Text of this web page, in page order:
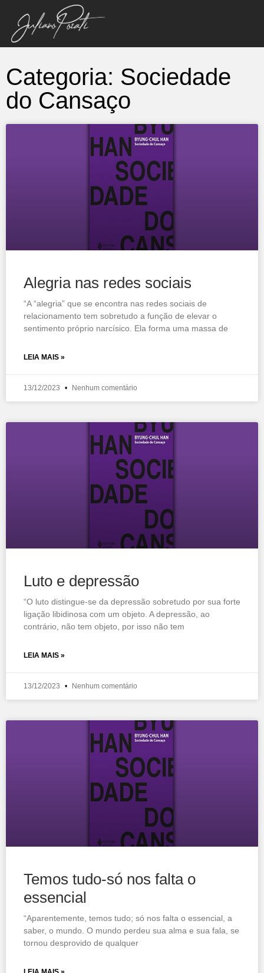
Categoria: Sociedade
do Cansaço
Alegria nas redes sociais
“A “alegria” que se encontra nas redes sociais de
relacionamento tem sobretudo a função de elevar o
sentimento próprio narcísico. Ela forma uma massa de
LEIA MAIS »
13/12/2023 Nenhum comentário
Luto e depressão
“O luto distingue-se da depressão sobretudo por sua forte
ligação libidinosa com um objeto. A depressão, ao
contrário, não tem objeto, por isso não tem
LEIA MAIS »
13/12/2023 Nenhum comentário
Temos tudo-só nos falta o
essencial
“Aparentemente, temos tudo; só nos falta o essencial, a
saber, o mundo. O mundo perdeu sua alma e sua fala, se
tornou desprovido de qualquer